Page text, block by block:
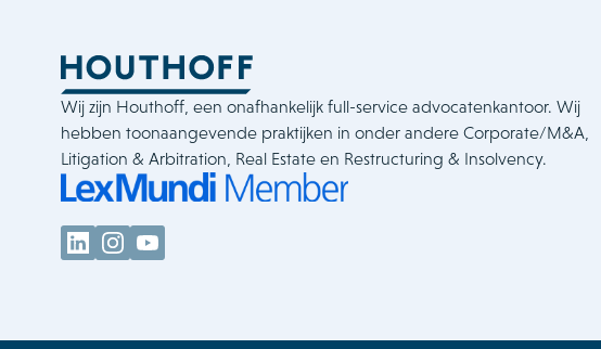
Wij zijn Houthoff, een onafhankelijk full-service advocatenkantoor. Wij
hebben toonaangevende praktijken in onder andere Corporate/M&A,
Litigation & Arbitration, Real Estate en Restructuring & Insolvency.